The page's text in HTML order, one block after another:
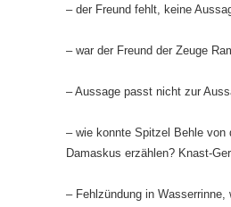
– der Freund fehlt, keine
– war der Freund der Zeuge
– Aussage passt nicht zur
– wie konnte Spitzel Behle von
Damaskus erzählen? Knast-
– Fehlzündung in Wasserrinne,